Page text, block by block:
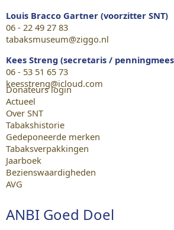
Louis Bracco Gartner (voorzitter SNT)
06 - 22 49 27 83
tabaksmuseum@ziggo.nl
Kees Streng (secretaris /
06 - 53 51 65 73
keesstreng@icloud.com
Donateurs login
Actueel
Over SNT
Tabakshistorie
Gedeponeerde merken
Tabaksverpakkingen
Jaarboek
Bezienswaardigheden
AVG
ANBI Goed Doel